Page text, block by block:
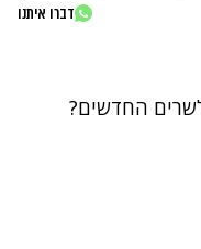
דברו איתנו
החדשים?